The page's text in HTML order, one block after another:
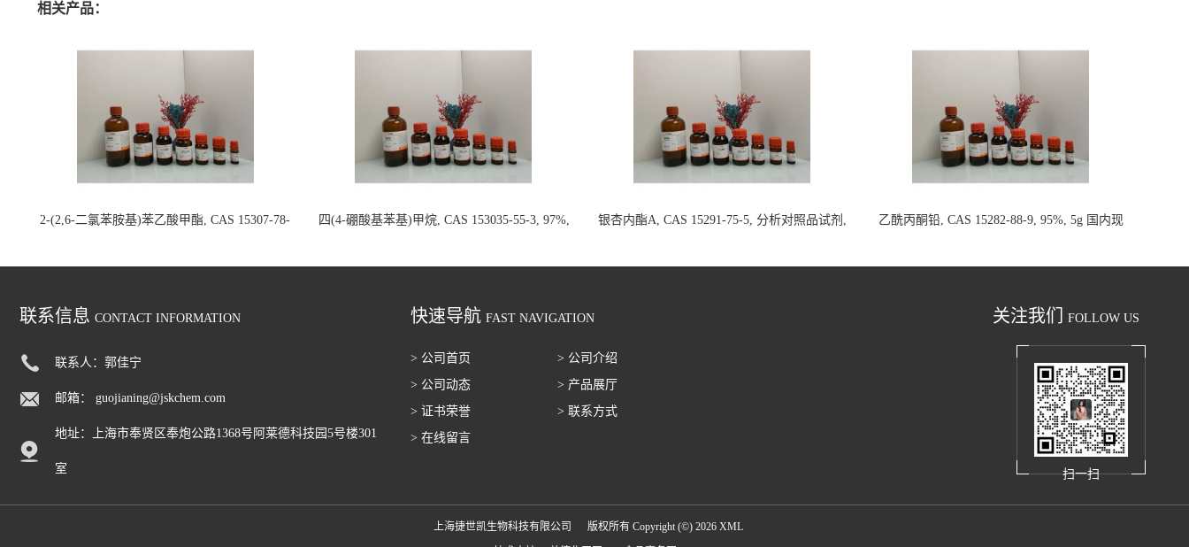
相关产品：
2-(2,6-二氯苯胺基)苯乙酸甲酯, CAS 15307-78-
四(4-硼酸基苯基)甲烷, CAS 153035-55-3, 97%,
银杏内酯A, CAS 15291-75-5, 分析对照品试剂,
乙酰丙酮铅, CAS 15282-88-9, 95%, 5g 国内现
联系信息 CONTACT INFORMATION
联系人：郭佳宁
邮箱： guojianing@jskchem.com
地址：上海市奉贤区奉炮公路1368号阿莱德科技园5号楼301
室
快速导航 FAST NAVIGATION
> 公司首页
> 公司介绍
> 公司动态
> 产品展厅
> 证书荣誉
> 联系方式
> 在线留言
关注我们 FOLLOW US
扫一扫
上海捷世凯生物科技有限公司 版权所有 Copyright (©) 2026 XML